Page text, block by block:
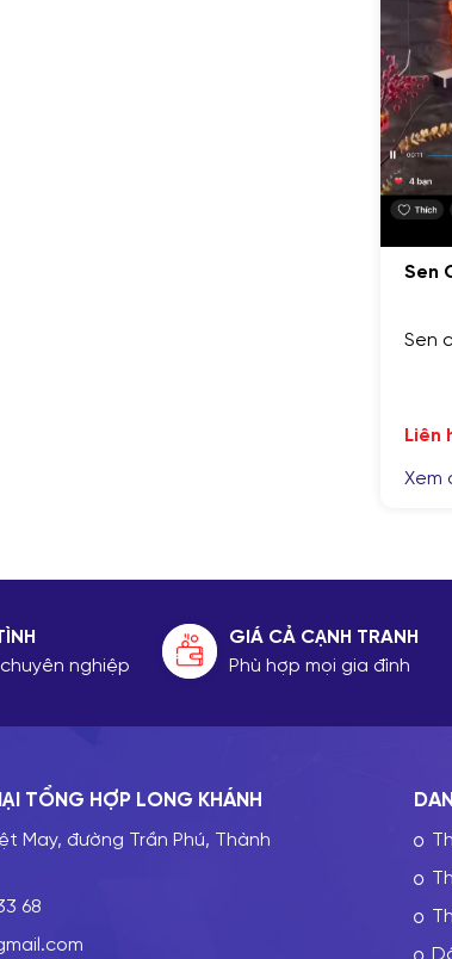
Sen
Sen
Liên
Xem
nghiệp
GIÁ CẢ CẠNH TRANH
Phù hợp mọi gia đình
TỔNG HỢP LONG KHÁNH
May, đường Trần Phú, Thành
68